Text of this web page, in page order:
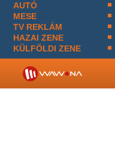
AUTÓ
MESE
TV REKLÁM
HAZAI ZENE
KÜLFÖLDI ZENE